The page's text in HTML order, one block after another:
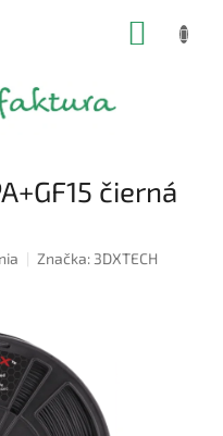
čierná
Značka:3DXTECH